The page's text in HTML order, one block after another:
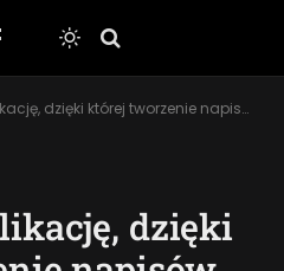
tworzenie napisów do filmów stało się banalne. Zawojują rynek?
dzięki